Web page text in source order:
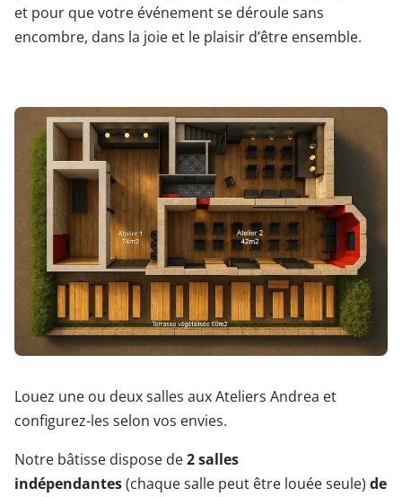
et pour que votre événement se déroule sans
encombre, dans la joie et le plaisir d’être ensemble.
Louez une ou deux salles aux Ateliers Andrea et
configurez-les selon vos envies.
Notre bâtisse dispose de2 salles
indépendantes(chaque salle peut être louée seule) de